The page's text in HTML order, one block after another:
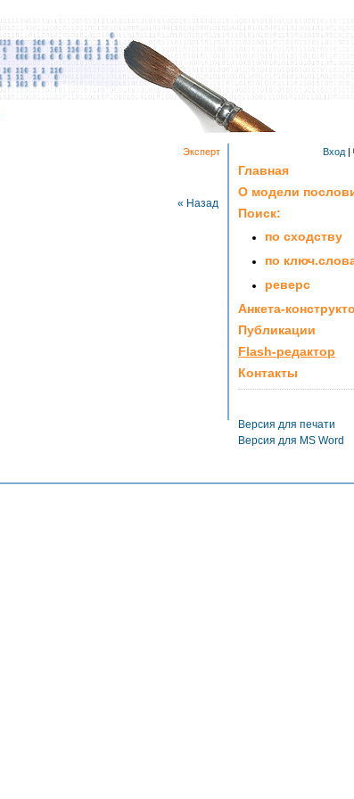
Вход |
Эксперт
« Назад
Главная
О модели
Поиск:
по сходству
по
реверс
Анкета-
Публикации
Flash-редактор
Контакты
Версия для печати
Версия для MS Word